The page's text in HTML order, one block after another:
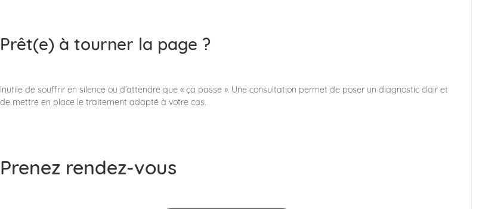
​Prêt(e) à tourner la page ?
Inutile de souffrir en silence ou d’attendre que « ça passe ». Une consultation permet de poser un diagnostic clair et
de mettre en place le traitement adapté à votre cas.
Prenez rendez-vous